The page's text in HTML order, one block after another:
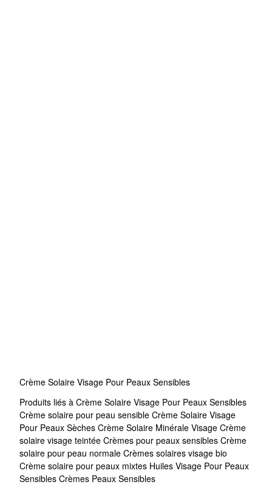
Crème Solaire Visage Pour Peaux Sensibles
Produits liés à Crème Solaire Visage Pour Peaux Sensibles
Crème solaire pour peau sensible Crème Solaire Visage
Pour Peaux Sèches Crème Solaire Minérale Visage Crème
solaire visage teintée Crèmes pour peaux sensibles Crème
solaire pour peau normale Crèmes solaires visage bio
Crème solaire pour peaux mixtes Huiles Visage Pour Peaux
Sensibles Crèmes Peaux Sensibles